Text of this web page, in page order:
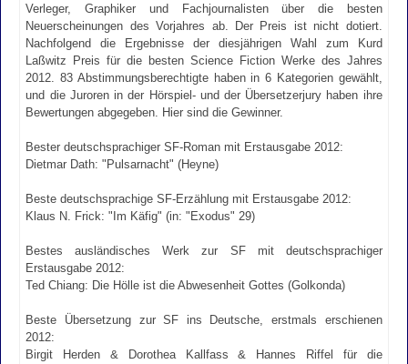
Verleger, Graphiker und Fachjournalisten über die besten
Neuerscheinungen des Vorjahres ab. Der Preis ist nicht dotiert.
Nachfolgend die Ergebnisse der diesjährigen Wahl zum Kurd
Laßwitz Preis für die besten Science Fiction Werke des Jahres
2012. 83 Abstimmungsberechtigte haben in 6 Kategorien gewählt,
und die Juroren in der Hörspiel- und der Übersetzerjury haben ihre
Bewertungen abgegeben. Hier sind die Gewinner.
Bester deutschsprachiger SF-Roman mit Erstausgabe 2012:
Dietmar Dath: "Pulsarnacht" (Heyne)
Beste deutschsprachige SF-Erzählung mit Erstausgabe 2012:
Klaus N. Frick: "Im Käfig" (in: "Exodus" 29)
Bestes ausländisches Werk zur SF mit deutschsprachiger
Erstausgabe 2012:
Ted Chiang: Die Hölle ist die Abwesenheit Gottes (Golkonda)
Beste Übersetzung zur SF ins Deutsche, erstmals erschienen
2012:
Birgit Herden & Dorothea Kallfass & Hannes Riffel für die